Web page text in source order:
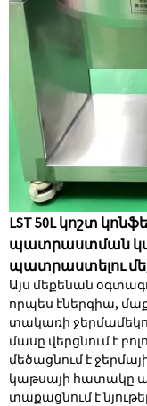
LST 50L կոշտ
պատրաստման
պատրաստելու
Այս մեքենան
որպես էներգիա,
տակառի
մասը վերցնում է
մեծացնում է
կաթսայի հատակը
տաքացնում է